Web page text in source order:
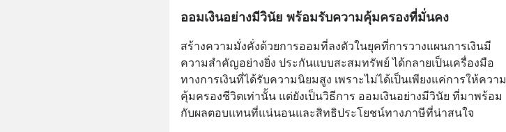
ออมเงินอย่างมีวินัย พร้อมรับความคุ้มครองที่มั่นคง
สร้างความมั่งคั่งด้วยการออมที่ลงตัวในยุคที่การวางแผนการเงินมี
ความสำคัญอย่างยิ่ง ประกันแบบสะสมทรัพย์ ได้กลายเป็นเครื่องมือ
ทางการเงินที่ได้รับความนิยมสูง เพราะไม่ได้เป็นเพียงแค่การให้ความ
คุ้มครองชีวิตเท่านั้น แต่ยังเป็นวิธีการ ออมเงินอย่างมีวินัย ที่มาพร้อม
กับผลตอบแทนที่แน่นอนและสิทธิประโยชน์ทางภาษีที่น่าสนใจ